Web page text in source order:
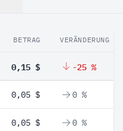
BETRAG VERÄNDERUNG
0,15 $ -25 %
0,05 $ 0 %
0,05 $ 0 %